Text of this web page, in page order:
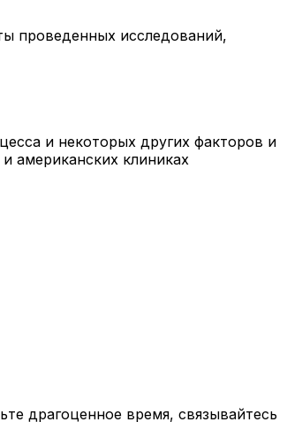
проведенных исследований,
и некоторых других факторов и
американских клиниках
драгоценное время, связывайтесь